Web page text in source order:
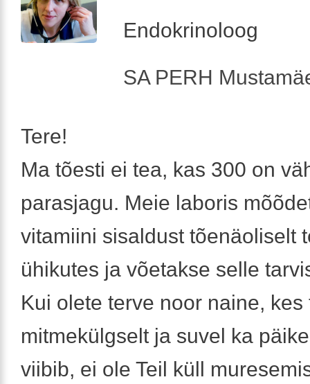
Endokrinoloog
SA PERH
Tere!
Ma tõesti ei tea, kas 300 on
parasjagu. Meie laboris
vitamiini sisaldust tõenäoliselt
ühikutes ja võetakse selle
Kui olete terve noor naine, kes
mitmekülgselt ja suvel ka
viibib, ei ole Teil küll